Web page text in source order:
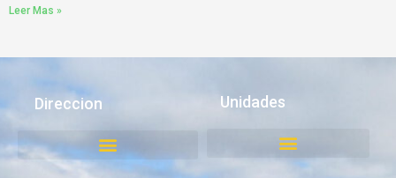
Leer Mas »
Direccion Unidades